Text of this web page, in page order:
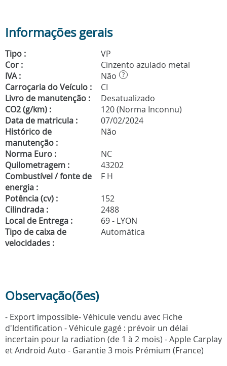
Informações gerais
Tipo :
VP
Cor :
Cinzento azulado metal
IVA :
Não ?
Carroçaria do Veículo :
CI
Livro de manutenção :
Desatualizado
CO2 (g/km) :
120 (Norma Inconnu)
Data de matricula :
07/02/2024
Histórico de
manutenção :
Não
Norma Euro :
NC
Quilometragem :
43202
Combustível / fonte de
energia :
F H
Potência (cv) :
152
Cilindrada :
2488
Local de Entrega :
69 - LYON
Tipo de caixa de
velocidades :
Automática
Observação(ões)
- Export impossible- Véhicule vendu avec Fiche
d'Identification - Véhicule gagé : prévoir un délai
incertain pour la radiation (de 1 à 2 mois) - Apple Carplay
et Android Auto - Garantie 3 mois Prémium (France)